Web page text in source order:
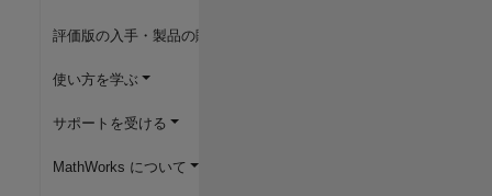
評価版の入手・製品の購入
使い方を学ぶ
サポートを受ける
MathWorks について